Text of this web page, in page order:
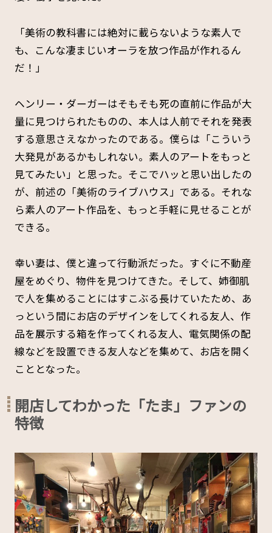
「美術の教科書には絶対に載らないような素人で
も、こんな凄まじいオーラを放つ作品が作れるん
だ！」
ヘンリー・ダーガーはそもそも死の直前に作品が大
量に見つけられたものの、本人は人前でそれを発表
する意思さえなかったのである。僕らは「こういう
大発見があるかもしれない。素人のアートをもっと
見てみたい」と思った。そこでハッと思い出したの
が、前述の「美術のライブハウス」である。それな
ら素人のアート作品を、もっと手軽に見せることが
できる。
幸い妻は、僕と違って行動派だった。すぐに不動産
屋をめぐり、物件を見つけてきた。そして、姉御肌
で人を集めることにはすこぶる長けていたため、あ
っという間にお店のデザインをしてくれる友人、作
品を展示する箱を作ってくれる友人、電気関係の配
線などを設置できる友人などを集めて、お店を開く
こととなった。
開店してわかった「たま」ファンの
特徴